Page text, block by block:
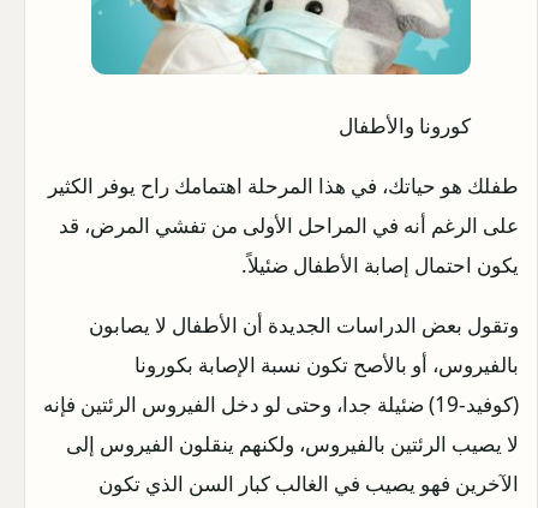
كورونا والأطفال
طفلك هو حياتك، في هذا المرحلة اهتمامك راح يوفر الكثير
على الرغم أنه في المراحل الأولى من تفشي المرض، قد
يكون احتمال إصابة الأطفال ضئيلاً.
وتقول بعض الدراسات الجديدة أن الأطفال لا يصابون
بالفيروس، أو بالأصح تكون نسبة الإصابة بكورونا
(كوفيد-19) ضئيلة جدا، وحتى لو دخل الفيروس الرئتين فإنه
لا يصيب الرئتين بالفيروس، ولكنهم ينقلون الفيروس إلى
الآخرين فهو يصيب في الغالب كبار السن الذي تكون